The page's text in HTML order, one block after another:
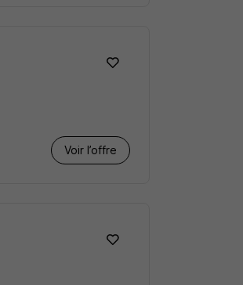
Voir l’offre